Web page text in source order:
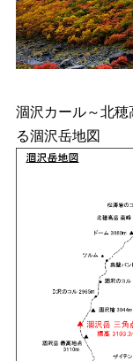
涸沢カール～北
る涸沢岳地図